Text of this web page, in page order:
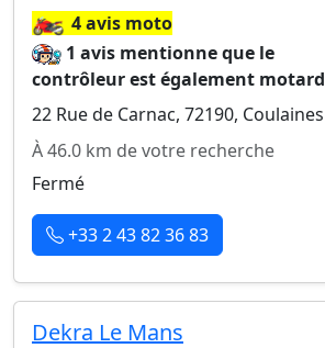
🏍️4 avis moto
1 avis mentionne que le
contrôleur est également motard
22 Rue de Carnac, 72190, Coulaines
À 46.0 km de votre recherche
Fermé
+33 2 43 82 36 83
Dekra Le Mans